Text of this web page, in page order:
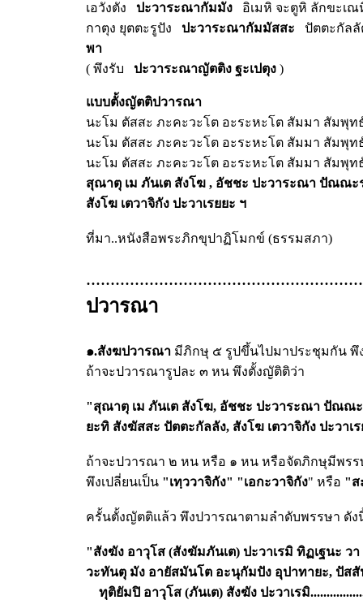
เอวังตัง ปะวาระณากัมมัง อิเมหิ จะตูหิ ลักขะเณ
กาตุง ยุตตะรูปัง
ปะวาระณากัมมัสสะ ปัตตะกัล
พา
( พึงรับ
ปะวาระณาญัตติง ฐะเปตุง )
แบบตั้งญัตติปวารณา
นะโม ตัสสะ ภะคะวะโต อะระหะโต สัมมา สัมพุท
นะโม ตัสสะ ภะคะวะโต อะระหะโต สัมมา สัมพุท
นะโม ตัสสะ ภะคะวะโต อะระหะโต สัมมา สัมพุท
สุณาตุ เม ภันเต สังโฆ , อัชชะ ปะวาระณา ปัณณะ
สังโฆ เตวาจิกัง ปะวาเรยยะ ฯ
ที่มา..หนังสือพระภิกขุปาฏิโมกข์ (ธรรมสภา)
ปวารณา
๑.สังฆปวารณา มีภิกษุ ๕ รูปขึ้นไปมาประชุมกัน พึ
ถ้าจะปวารณารูปละ ๓ หน พึงตั้งญัติติว่า
"สุณาตุ เม ภันเต สังโฆ, อัชชะ ปะวาระณา ปัณณ
ยะทิ สังฆัสสะ ปัตตะกัลลัง, สังโฆ เตวาจิกัง ปะวาเ
ถ้าจะปวารณา ๒ หน หรือ ๑ หน หรือจัดภิกษุมีพร
พึงเปลี่ยนเป็น "เทฺววาจิกัง" "เอกะวาจิกัง" หรือ "ส
ครั้นตั้งญัตติแล้ว พึงปวารณาตามลำดับพรรษา ดัง
"สังฆัง อาวุโส (สังฆัมภันเต) ปะวาเรมิ ทิฏเฐนะ วา
วะทันตุ มัง อายัสมันโต อะนุกัมปัง อุปาทายะ, ปัส
ทุติยัมปิ อาวุโส (ภันเต) สังฆัง ปะวาเรมิ